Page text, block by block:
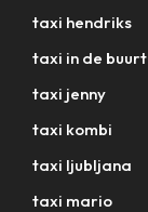
taxi hendriks
taxi in de buurt
taxi jenny
taxi kombi
taxi ljubljana
taxi mario